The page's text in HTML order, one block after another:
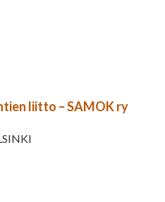
liitto – SAMOK ry